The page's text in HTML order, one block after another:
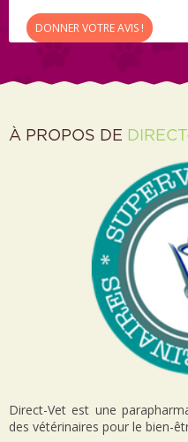
DONNER VOTRE AVIS !
À PROPOS DE
Direct-Vet est une
des vétérinaires pour le bien-